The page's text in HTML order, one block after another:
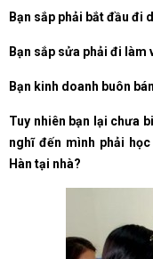
Bạn sắp phải bắt đầu đi
Bạn sắp sửa phải đi
Bạn kinh doanh buôn
Tuy nhiên bạn lại chưa
nghĩ đến mình phải
Hàn tại nhà?